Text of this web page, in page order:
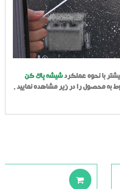
با نحوه عملکردشیشه پاک کن
به محصول را در زیر مشاهده نمایید .